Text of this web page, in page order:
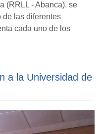
(RRLL - Abanca), se
de las diferentes
cada uno de los
a la Universidad de